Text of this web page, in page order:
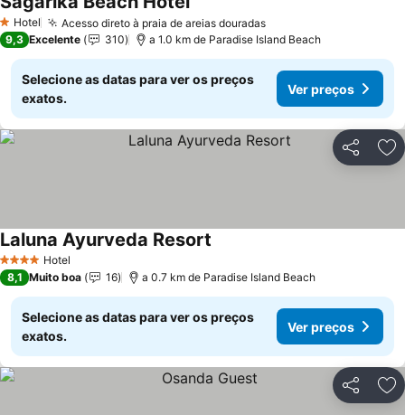
1 Estrelas
Hotel Acesso direto à praia de areias douradas
9,3 Excelente 310 a 1.0 km de Paradise Island Beach
Selecione as datas para ver os preços
exatos.
Ver preços
Partilhar
4 EstrelasHotel
Laluna Ayurveda Resort
8,1 Muito boa 16 a 0.7 km de Paradise Island Beach
Selecione as datas para ver os preços
exatos.
Ver preços
Partilhar